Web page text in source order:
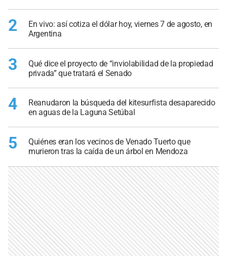
2
En vivo: así cotiza el dólar hoy, viernes 7 de agosto, en
Argentina
3
Qué dice el proyecto de “inviolabilidad de la propiedad
privada” que tratará el Senado
4
Reanudaron la búsqueda del kitesurfista desaparecido
en aguas de la Laguna Setúbal
5
Quiénes eran los vecinos de Venado Tuerto que
murieron tras la caída de un árbol en Mendoza